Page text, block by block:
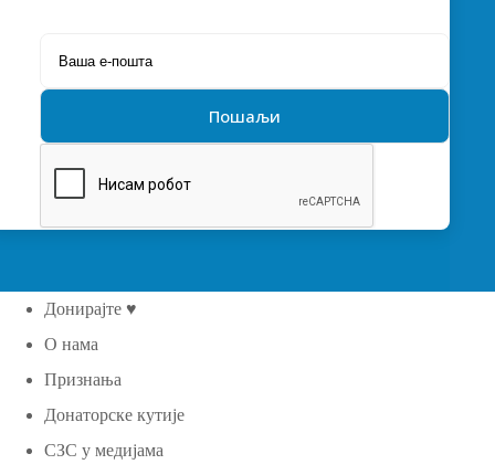
Донирајте ♥
О нама
Признања
Донаторске кутије
СЗС у медијама